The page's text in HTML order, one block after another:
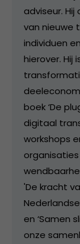
adviseur.
van nieuwe
individuen
hierover. Hij
boek ‘De
digitaal
workshops
'De kracht
en ‘Samen
onze